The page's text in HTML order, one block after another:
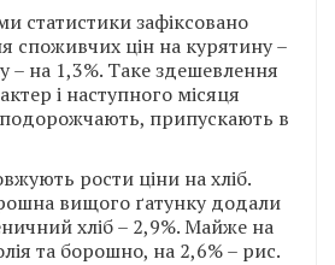
статистики зафіксовано
споживчих цін на курятину –
– на 1,3%. Таке здешевлення
і наступного місяця
подорожчають, припускають в
рости ціни на хліб.
вищого ґатунку додали
хліб – 2,9%. Майже на
та борошно, на 2,6% – рис.